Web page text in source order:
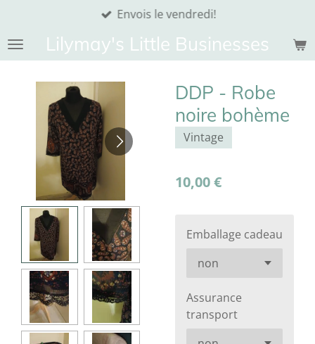
contenuLilymay's Little Businesses
Envois le vendredi!
DDP - Robe
noire bohème
Vintage
10,00 €
Emballage cadeau
Assurance
transport